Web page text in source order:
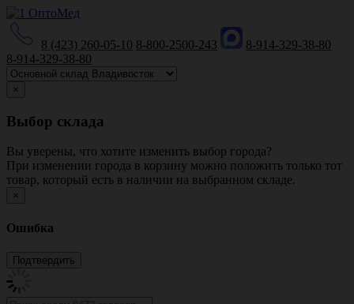
8 (423) 260-05-10 8-800-2500-243
8-914-329-38-80
8-914-329-38-80
×
Выбор склада
Вы уверены, что хотите изменить выбор города?
При изменении города в корзину можно положить только тот
товар, который есть в наличии на выбранном складе.
×
Ошибка